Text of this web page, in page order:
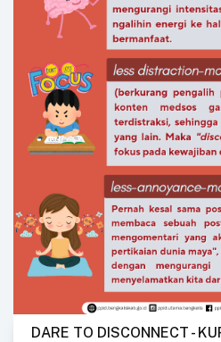
DARE TO DISCONNECT -